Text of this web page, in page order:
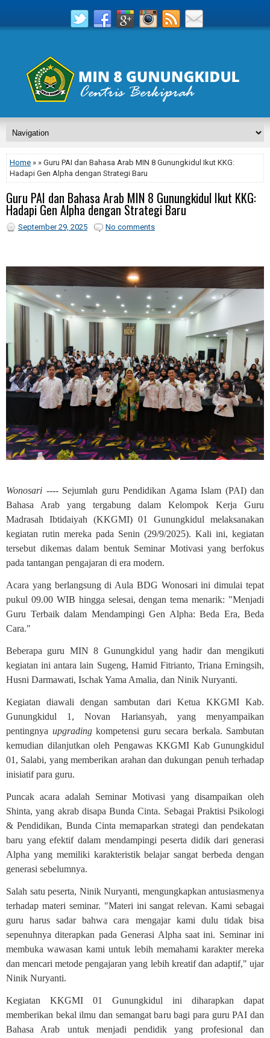
Home » » Guru PAI dan Bahasa Arab MIN 8 Gunungkidul Ikut KKG:
Hadapi Gen Alpha dengan Strategi Baru
Guru PAI dan Bahasa Arab MIN 8 Gunungkidul Ikut KKG:
Hadapi Gen Alpha dengan Strategi Baru
September 29, 2025 No comments
Wonosari ---- Sejumlah guru Pendidikan Agama Islam (PAI) dan
Bahasa Arab yang tergabung dalam Kelompok Kerja Guru
Madrasah Ibtidaiyah (KKGMI) 01 Gunungkidul melaksanakan
kegiatan rutin mereka pada Senin (29/9/2025). Kali ini, kegiatan
tersebut dikemas dalam bentuk Seminar Motivasi yang berfokus
pada tantangan pengajaran di era modern.
Acara yang berlangsung di Aula BDG Wonosari ini dimulai tepat
pukul 09.00 WIB hingga selesai, dengan tema menarik: "Menjadi
Guru Terbaik dalam Mendampingi Gen Alpha: Beda Era, Beda
Cara."
Beberapa guru MIN 8 Gunungkidul yang hadir dan mengikuti
kegiatan ini antara lain Sugeng, Hamid Fitrianto, Triana Erningsih,
Husni Darmawati, Ischak Yama Amalia, dan Ninik Nuryanti.
Kegiatan diawali dengan sambutan dari Ketua KKGMI Kab.
Gunungkidul 1, Novan Hariansyah, yang menyampaikan
pentingnya upgradingkompetensi guru secara berkala. Sambutan
kemudian dilanjutkan oleh Pengawas KKGMI Kab Gunungkidul
01, Salabi, yang memberikan arahan dan dukungan penuh terhadap
inisiatif para guru.
Puncak acara adalah Seminar Motivasi yang disampaikan oleh
Shinta, yang akrab disapa Bunda Cinta. Sebagai Praktisi Psikologi
& Pendidikan, Bunda Cinta memaparkan strategi dan pendekatan
baru yang efektif dalam mendampingi peserta didik dari generasi
Alpha yang memiliki karakteristik belajar sangat berbeda dengan
generasi sebelumnya.
Salah satu peserta, Ninik Nuryanti, mengungkapkan antusiasmenya
terhadap materi seminar. "Materi ini sangat relevan. Kami sebagai
guru harus sadar bahwa cara mengajar kami dulu tidak bisa
sepenuhnya diterapkan pada Generasi Alpha saat ini. Seminar ini
membuka wawasan kami untuk lebih memahami karakter mereka
dan mencari metode pengajaran yang lebih kreatif dan adaptif," ujar
Ninik Nuryanti.
Kegiatan KKGMI 01 Gunungkidul ini diharapkan dapat
memberikan bekal ilmu dan semangat baru bagi para guru PAI dan
Bahasa Arab untuk menjadi pendidik yang profesional dan